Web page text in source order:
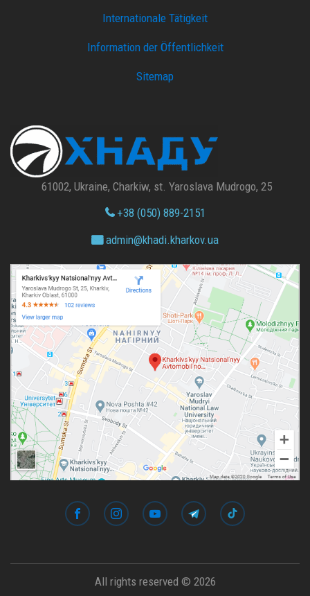
Internationale Tätigkeit
Information der Öffentlichkeit
Sitemap
61002, Ukraine, Charkiw, st. Yaroslava Mudrogo, 25
+38 (050) 889-2151
admin@khadi.kharkov.ua
All rights reserved © 2026